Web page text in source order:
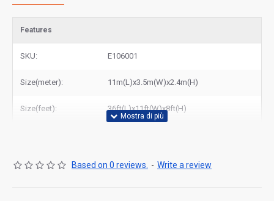
Features
SKU: E106001
Size(meter): 11m(L)x3.5m(W)x2.4m(H)
Size(feet): 36ft(L)x11ft(W)x8ft(H)
Based on 0 reviews. - Write a review